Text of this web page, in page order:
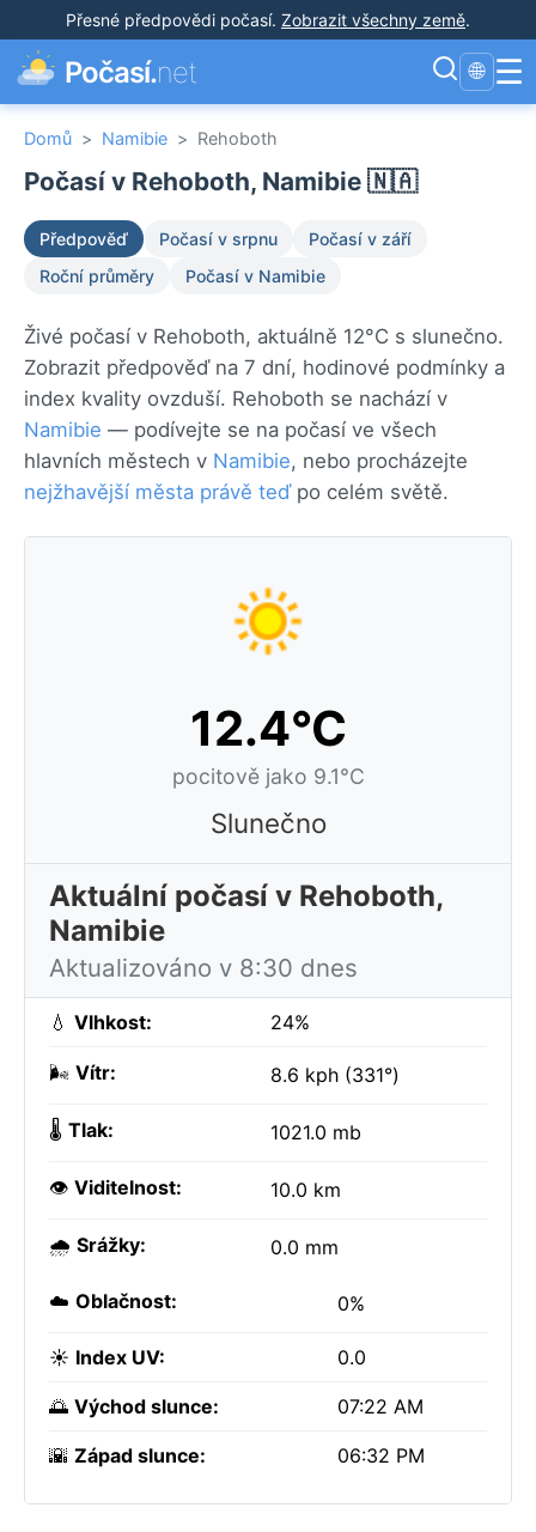
Přesné předpovědi počasí. Zobrazit všechny země.
Počasí.net 🌐 ☰
Domů > Namibie > Rehoboth
Počasí v Rehoboth, Namibie 🇳🇦
Předpověď Počasí v srpnu
Počasí v září
Roční průměry
Počasí v Namibie
Živé počasí v Rehoboth, aktuálně 12°C s slunečno.
Zobrazit předpověď na 7 dní, hodinové podmínky a
index kvality ovzduší. Rehoboth se nachází v
Namibie — podívejte se na počasí ve všech
hlavních městech v Namibie, nebo procházejte
nejžhavější města právě teďpo celém světě.
12.4°C
pocitově jako 9.1°C
Slunečno
Aktuální počasí v Rehoboth,
Namibie
Aktualizováno v 8:30 dnes
💧 Vlhkost: 24%
🌬️ Vítr: 8.6 kph (331°)
🌡️ Tlak: 1021.0 mb
👁️ Viditelnost: 10.0 km
🌧️ Srážky: 0.0 mm
☁️ Oblačnost: 0%
☀️ Index UV: 0.0
🌅 Východ slunce: 07:22 AM
🌇 Západ slunce: 06:32 PM